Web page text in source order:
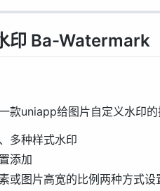
印 Ba-Watermark
款uniapp给图片自定义水印
多种样式水印
添加
或图片高宽的比例两种方式设